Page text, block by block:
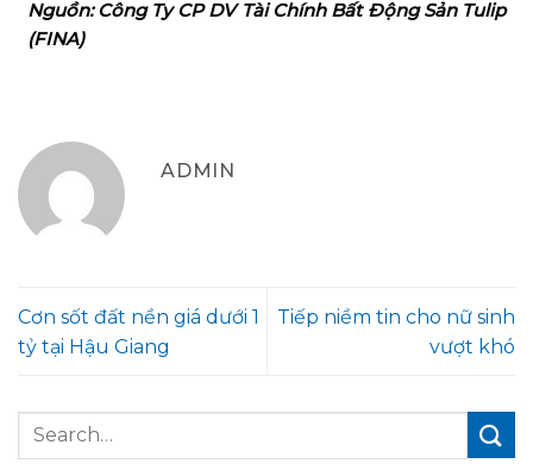
Nguồn: Công Ty CP DV Tài Chính Bất Động Sản Tulip
(FINA)
ADMIN
Cơn sốt đất nền giá dưới 1
tỷ tại Hậu Giang
Tiếp niềm tin cho nữ sinh
vượt khó